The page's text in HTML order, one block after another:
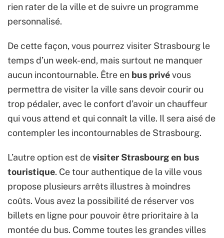
rien rater de la ville et de suivre un programme
personnalisé.
De cette façon, vous pourrez visiter Strasbourg le
temps d’un week-end, mais surtout ne manquer
aucun incontournable. Être en bus privévous
permettra de visiter la ville sans devoir courir ou
trop pédaler, avec le confort d’avoir un chauffeur
qui vous attend et qui connaît la ville. Il sera aisé de
contempler les incontournables de Strasbourg.
L’autre option est devisiter Strasbourg en bus
touristique. Ce tour authentique de la ville vous
propose plusieurs arrêts illustres à moindres
coûts. Vous avez la possibilité de réserver vos
billets en ligne pour pouvoir être prioritaire à la
montée du bus. Comme toutes les grandes villes